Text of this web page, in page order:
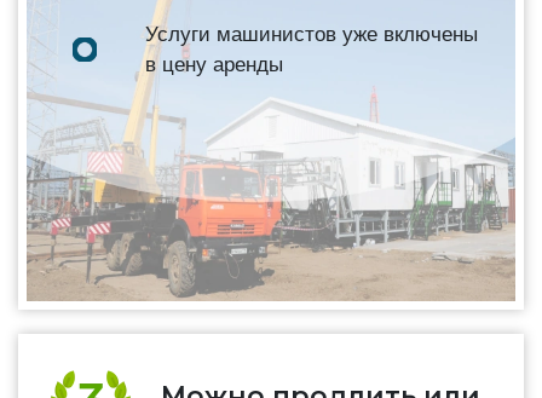
Услуги машинистов уже включены
в цену аренды